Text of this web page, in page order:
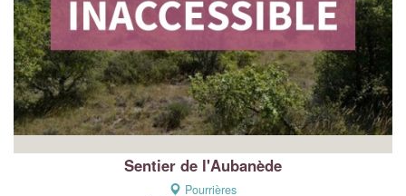
Sentier de l'Aubanède
Pourrières